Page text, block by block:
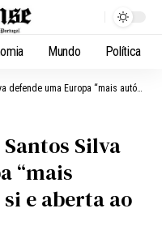
Mundo Política
“mais autónoma, dona de si e aberta ao mundo
Silva
“mais
e aberta ao